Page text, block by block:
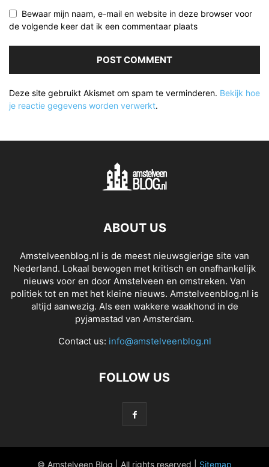
Bewaar mijn naam, e-mail en website in deze browser voor
de volgende keer dat ik een commentaar plaats
Deze site gebruikt Akismet om spam te verminderen. Bekijk hoe
je reactie gegevens worden verwerkt.
ABOUT US
Amstelveenblog.nl is de meest nieuwsgierige site van
Nederland. Lokaal bewogen met kritisch en onafhankelijk
nieuws voor en door Amstelveen en omstreken. Van
politiek tot en met het kleine nieuws. Amstelveenblog.nl is
altijd aanwezig. Als een wakkere waakhond in de
pyjamastad van Amsterdam.
Contact us: info@amstelveenblog.nl
FOLLOW US
© Amstelveen Blog | All rights reserved | Sitemap